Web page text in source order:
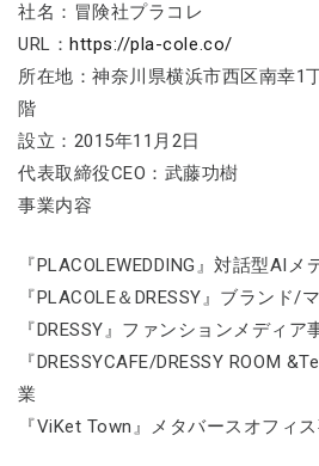
社名：冒険社プラコレ
URL：https://pla-cole.co/
所在地：神奈川県横浜市西区南幸1
階
設立：2015年11月2日
代表取締役CEO：武藤功樹
事業内容
『PLACOLEWEDDING』対話型AIメ
『PLACOLE＆DRESSY』ブランド/
『DRESSY』ファンションメディア
『DRESSYCAFE/DRESSY ROOM
業
『ViKet Town』メタバースオフィ